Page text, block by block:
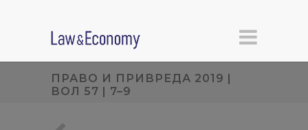
ПРАВО И ПРИВРЕДА 2019 |
ВОЛ 57 | 7–9